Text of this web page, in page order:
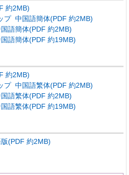
約2MB)
プ 中国語簡体(PDF 約2MB)
語簡体(PDF 約2MB)
語簡体(PDF 約19MB)
約2MB)
プ 中国語繁体(PDF 約2MB)
語繁体(PDF 約2MB)
語繁体(PDF 約19MB)
(PDF 約2MB)